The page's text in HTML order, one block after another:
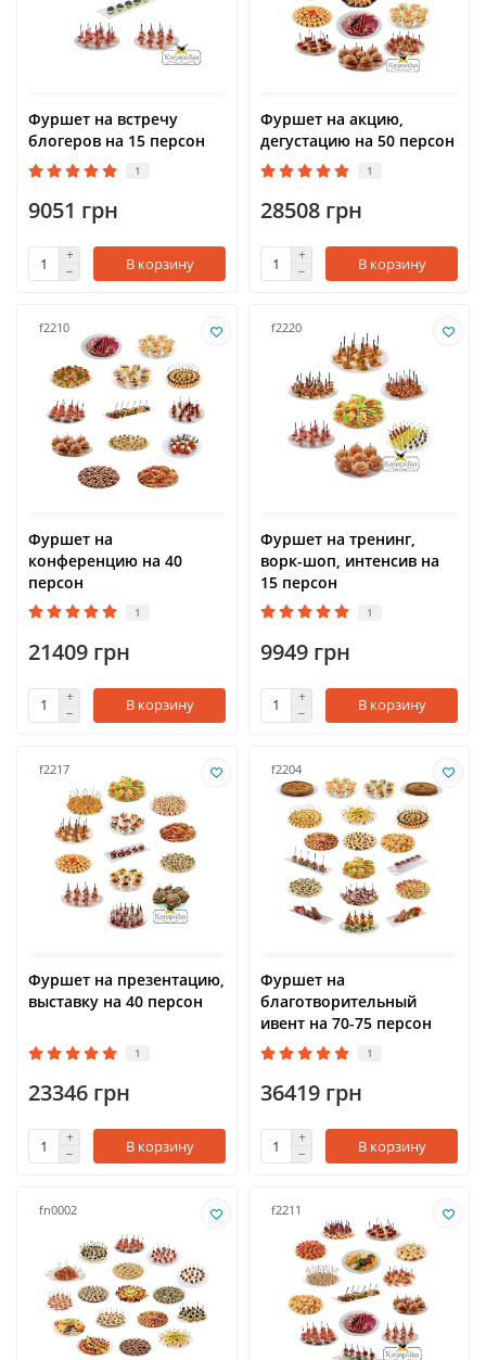
Фуршет на встречу
блогеров на 15 персон
1
9051 грн
В корзину
Фуршет на акцию,
дегустацию на 50 персон
1
28508 грн
В корзину
f2210
Фуршет на
конференцию на 40
персон
1
21409 грн
В корзину
f2220
Фуршет на тренинг,
ворк-шоп, интенсив на
15 персон
1
9949 грн
В корзину
f2217
Фуршет на презентацию,
выставку на 40 персон
1
23346 грн
В корзину
f2204
Фуршет на
благотворительный
ивент на 70-75 персон
1
36419 грн
В корзину
fn0002 f2211